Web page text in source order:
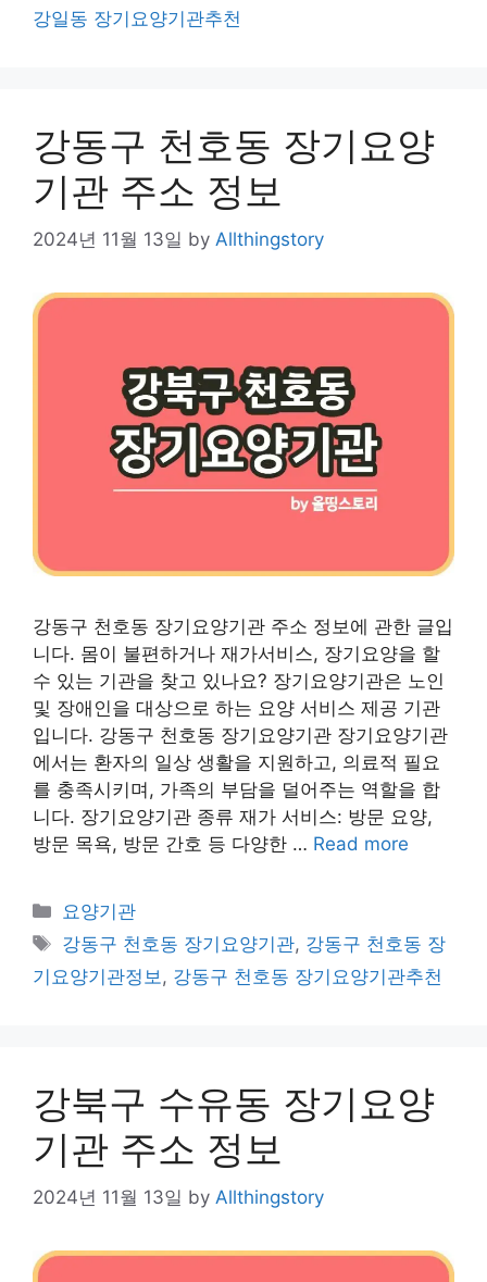
강일동 장기요양기관추천
강동구 천호동 장기요양
기관 주소 정보
2024년 11월 13일 by Allthingstory
강동구 천호동 장기요양기관 주소 정보에 관한 글입
니다. 몸이 불편하거나 재가서비스, 장기요양을 할
수 있는 기관을 찾고 있나요? 장기요양기관은 노인
및 장애인을 대상으로 하는 요양 서비스 제공 기관
입니다. 강동구 천호동 장기요양기관 장기요양기관
에서는 환자의 일상 생활을 지원하고, 의료적 필요
를 충족시키며, 가족의 부담을 덜어주는 역할을 합
니다. 장기요양기관 종류 재가 서비스: 방문 요양,
방문 목욕, 방문 간호 등 다양한 … Read more
Categories
요양기관
Tags
강동구 천호동 장기요양기관, 강동구 천호동 장
기요양기관정보, 강동구 천호동 장기요양기관추천
강북구 수유동 장기요양
기관 주소 정보
2024년 11월 13일 by Allthingstory